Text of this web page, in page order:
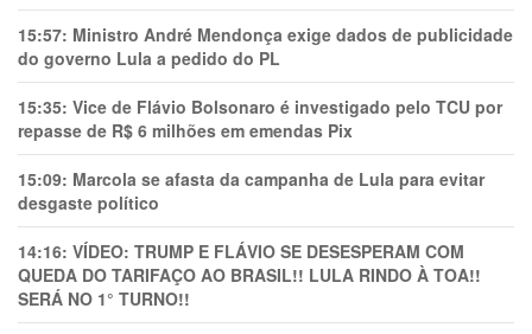
15:57: Ministro André Mendonça exige dados de publicidade
do governo Lula a pedido do PL
15:35: Vice de Flávio Bolsonaro é investigado pelo TCU por
repasse de R$ 6 milhões em emendas Pix
15:09: Marcola se afasta da campanha de Lula para evitar
desgaste político
14:16: VÍDEO: TRUMP E FLÁVIO SE DESESPERAM COM
QUEDA DO TARIFAÇO AO BRASIL!! LULA RINDO À TOA!!
SERÁ NO 1° TURNO!!